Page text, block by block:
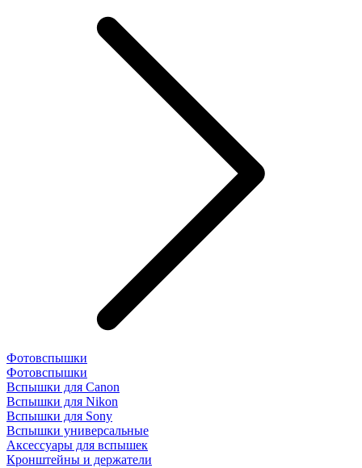
Фотовспышки
Фотовспышки
Вспышки для Canon
Вспышки для Nikon
Вспышки для Sony
Вспышки универсальные
Аксесcуары для вспышек
Кронштейны и держатели